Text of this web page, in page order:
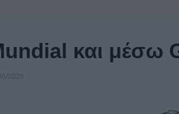
και μέσω
2026